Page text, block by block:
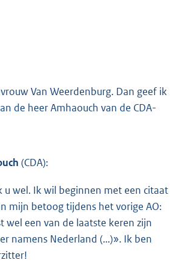
Van Weerdenburg. Dan geef ik
de heer Amhaouch van de CDA-
(CDA):
u wel. Ik wil beginnen met een citaat
mijn betoog tijdens het vorige AO:
wel een van de laatste keren zijn
namens Nederland (...)». Ik ben